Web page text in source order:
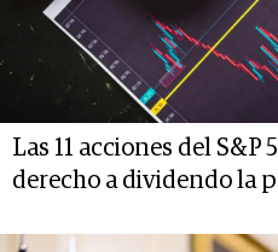
Las 11 acciones del
derecho a dividendo la